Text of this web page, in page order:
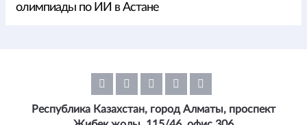
олимпиады по ИИ в Астане
Республика Казахстан, город Алматы, проспект